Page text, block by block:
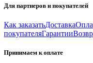
Для партнеров и покупателей
Как заказатьДоставка
покупателяГарантии
Принимаем к оплате